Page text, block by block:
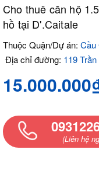
Cho thuê căn hộ
hồ tại D'.Caitale
Thuộc Quận/Dự án: Cầu
Địa chỉ đường: 119
(Liên hệ